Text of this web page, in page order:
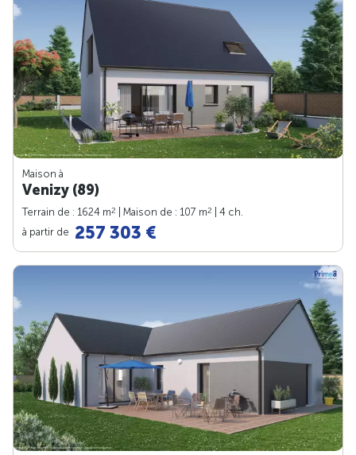
Maison à
Venizy (89)
Terrain de : 1624 m2 | Maison de : 107 m2
| 4 ch.
à partir de 257 303 €